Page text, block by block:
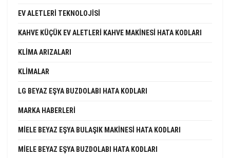
EV ALETLERI TEKNOLOJISI
KAHVE KÜÇÜK EV ALETLERI KAHVE MAKINESI HATA KODLARI
KLIMA ARIZALARI
KLIMALAR
LG BEYAZ EŞYA BUZDOLABI HATA KODLARI
MARKA HABERLERI
MIELE BEYAZ EŞYA BULAŞIK MAKINESI HATA KODLARI
MIELE BEYAZ EŞYA BUZDOLABI HATA KODLARI